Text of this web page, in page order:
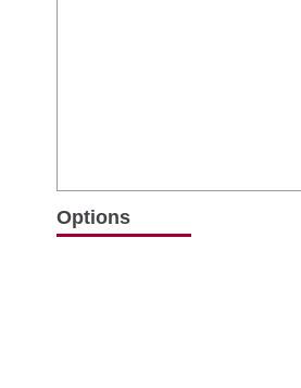
Options